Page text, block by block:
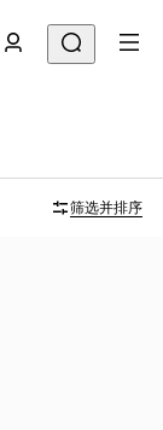
筛选并排序